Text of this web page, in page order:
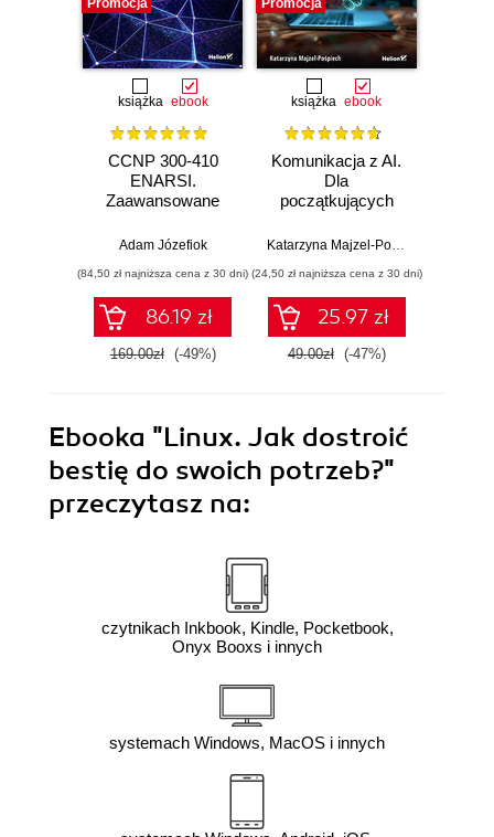
Promocja
książka ebook
CCNP 300-410
ENARSI.
Zaawansowane
sieciami
bezpieczeństwo
sieci
Adam Józefiok
(84,50 zł najniższa cena z 30 dni)
86.19 zł
169.00zł (-49%)
Promocja
książka ebook
Komunikacja z AI.
Dla
początkujących
Katarzyna Majzel-Pośpiech
(24,50 zł najniższa cena z 30 dni)
25.97 zł
49.00zł (-47%)
Ebooka "Linux. Jak dostroić
bestię do swoich potrzeb?"
przeczytasz na:
czytnikach Inkbook, Kindle, Pocketbook,
Onyx Booxs i innych
systemach Windows, MacOS i innych